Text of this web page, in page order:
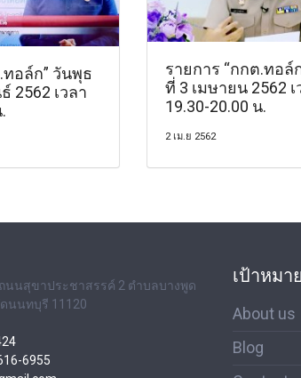
ทอล์ก” วันพุธ
2562 เวลา
รายการ “กกต.ทอล์
ที่ 3 เมษายน 2562 เ
19.30-20.00 น.
2 เม.ย 2562
นนสุขาประชาสรรค์ 2 ตำบลบางพูด
ดนนทบุรี 11120
6955
เป้าหมา
About us
Blog